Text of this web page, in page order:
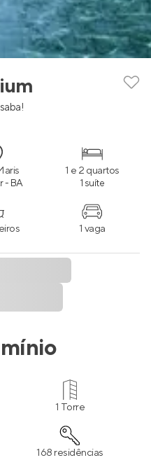
- BA
1 e 2 quartos
1 suíte
1 vaga
1 Torre
168 residências